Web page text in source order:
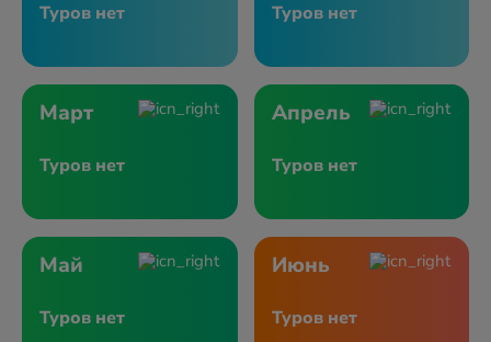
Туров нет Туров нет
Март
Туров нет
Апрель
Туров нет
Май
Туров нет
Июнь
Туров нет